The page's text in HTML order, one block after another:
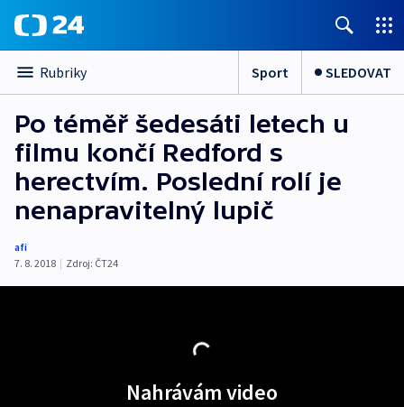
Rubriky Sport SLEDOVAT
Po téměř šedesáti letech u
filmu končí Redford s
herectvím. Poslední rolí je
nenapravitelný lupič
afi
7. 8. 2018 | Zdroj: ČT24
Nahrávám video